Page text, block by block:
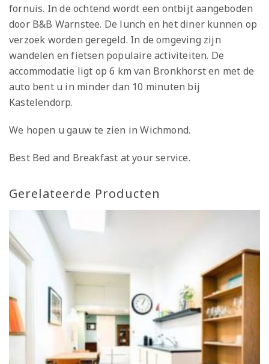
fornuis. In de ochtend wordt een ontbijt aangeboden
door B&B Warnstee. De lunch en het diner kunnen op
verzoek worden geregeld. In de omgeving zijn
wandelen en fietsen populaire activiteiten. De
accommodatie ligt op 6 km van Bronkhorst en met de
auto bent u in minder dan 10 minuten bij
Kastelendorp.
We hopen u gauw te zien in Wichmond.
Best Bed and Breakfast at your service.
Gerelateerde Producten